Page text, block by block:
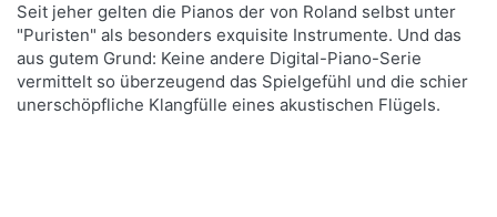
Seit jeher gelten die Pianos der von Roland selbst unter
"Puristen" als besonders exquisite Instrumente. Und das
aus gutem Grund: Keine andere Digital-Piano-Serie
vermittelt so überzeugend das Spielgefühl und die schier
unerschöpfliche Klangfülle eines akustischen Flügels.